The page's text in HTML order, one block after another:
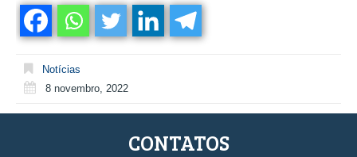
Notícias
8 novembro, 2022
CONTATOS